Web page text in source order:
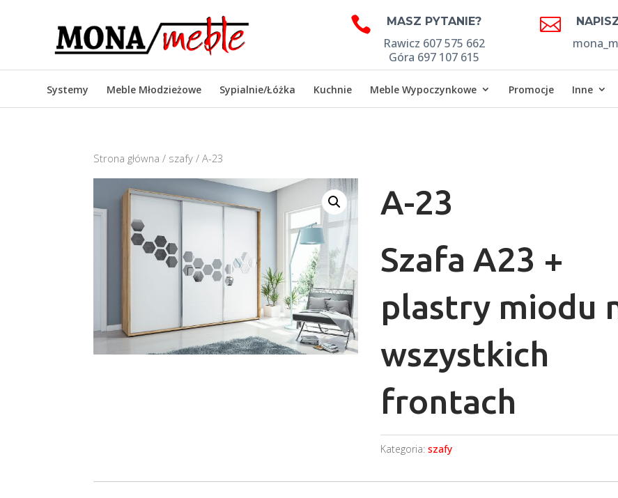
 MASZ PYTANIE?
Rawicz 607 575 662
Góra 697 107 615

Systemy Meble Młodzieżowe Sypialnie/Łóżka Kuchnie Meble Wypoczynkowe Promocje Inne
Strona główna / szafy / A-23
A-23
Szafa A23 +
plastry miodu
wszystkich
frontach
Kategoria:szafy